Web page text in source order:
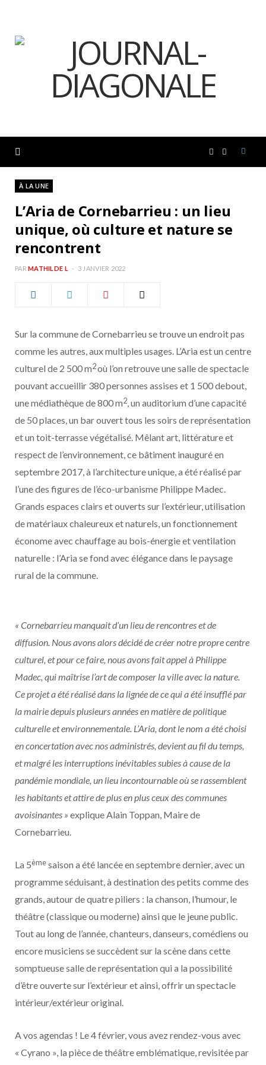
c
o
s
r
a
À LA UNE
L’Aria de Cornebarrieu : un lieu
unique, où culture et nature se
rencontrent
PAR MATHILDE L 3 JANVIER 2022
Sur la commune de Cornebarrieu se trouve un endroit pas
comme les autres, aux multiples usages. L’Aria est un centre
culturel de 2 500 m2où l’on retrouve une salle de spectacle
pouvant accueillir 380 personnes assises et 1 500 debout,
une médiathèque de 800 m2, un auditorium d’une capacité
de 50 places, un bar ouvert tous les soirs de représentation
et un toit-terrasse végétalisé. Mêlant art, littérature et
respect de l’environnement, ce bâtiment inauguré en
septembre 2017, à l’architecture unique, a été réalisé par
l’une des figures de l’éco-urbanisme Philippe Madec.
Grands espaces clairs et ouverts sur l’extérieur, utilisation
de matériaux chaleureux et naturels, un fonctionnement
économe avec chauffage au bois-énergie et ventilation
naturelle : l’Aria se fond avec élégance dans le paysage
rural de la commune.
« Cornebarrieu manquait d’un lieu de rencontres et de
diffusion. Nous avons alors décidé de créer notre propre centre
culturel, et pour ce faire, nous avons fait appel à Philippe
Madec, qui maîtrise l’art de composer la ville avec la nature.
Ce projet a été réalisé dans la lignée de ce qui a été insufflé par
la mairie depuis plusieurs années en matière de politique
culturelle et environnementale. L’Aria, dont le nom a été choisi
en concertation avec nos administrés, devient au fil du temps,
et malgré les interruptions inévitables subies à cause de la
pandémie mondiale, un lieu incontournable où se rassemblent
les habitants et attire de plus en plus ceux des communes
avoisinantes » explique Alain Toppan, Maire de
Cornebarrieu.
La 5èmesaison a été lancée en septembre dernier, avec un
programme séduisant, à destination des petits comme des
grands, autour de quatre piliers : la chanson, l’humour, le
théâtre (classique ou moderne) ainsi que le jeune public.
Tout au long de l’année, chanteurs, danseurs, comédiens ou
encore musiciens se succèdent sur la scène dans cette
somptueuse salle de représentation qui a la possibilité
d’être ouverte sur l’extérieur et ainsi, offrir un spectacle
intérieur/extérieur original.
A vos agendas ! Le 4 février, vous avez rendez-vous avec
« Cyrano », la pièce de théâtre emblématique, revisitée par